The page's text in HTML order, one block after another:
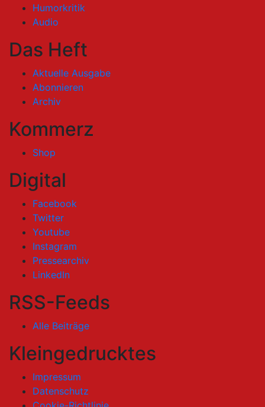
Humorkritik
Audio
Das Heft
Aktuelle Ausgabe
Abonnieren
Archiv
Kommerz
Shop
Digital
Facebook
Twitter
Youtube
Instagram
Pressearchiv
LinkedIn
RSS-Feeds
Alle Beiträge
Kleingedrucktes
Impressum
Datenschutz